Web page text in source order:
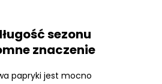
sezonu
znaczenie
papryki jest mocno